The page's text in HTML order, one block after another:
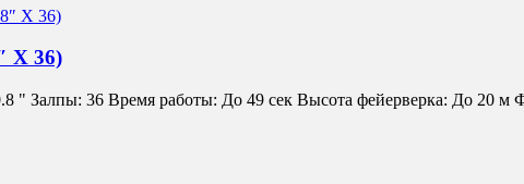
Х 36)
36 Время работы: До 49 сек Высота фейерверка: До 20 м